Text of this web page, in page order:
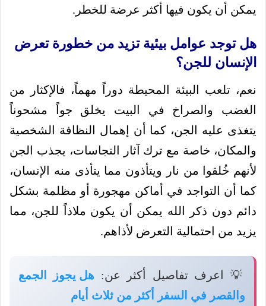
يمكن أن يكون فيها أكثر عرضة للخطر.
هل توجد عوامل بيئية تزيد من خطورة تعرض
الإنسان للجن؟
نعم، تلعب البيئة المحيطة دوراً مهماً، فالإكثار من
الغضب والصراخ في البيت يخلق جواً مشحوناً
يتغذى عليه الجن، كما أن إهمال النظافة الشخصية
والمكان، خاصة مع ترك آثار النجاسات، يجذب الجن
لأنهم خُلقوا من نار ويتأذون مما يتأذى منه الإنسان،
كما أن التواجد في أماكن مهجورة أو مظلمة بشكل
دائم دون ذكر الله يمكن أن يكون ملاذاً للجن، مما
يزيد من احتمالية التعرض لأذاهم.
💡 اعرف تفاصيل أكثر عن: هل يجوز الجمع
والقصر في السفر أكثر من ثلاث أيام